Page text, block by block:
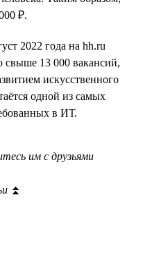
₽.
2022 года на hh.ru
свыше 13 000 вакансий,
искусственного
одной из самых
в ИТ.
им с друзьями
⏫